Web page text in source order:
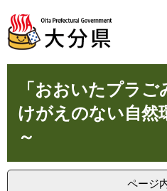
ジ
先
ュ
を
へ
「おおいたプラ
けがえのない自然
～
ページ